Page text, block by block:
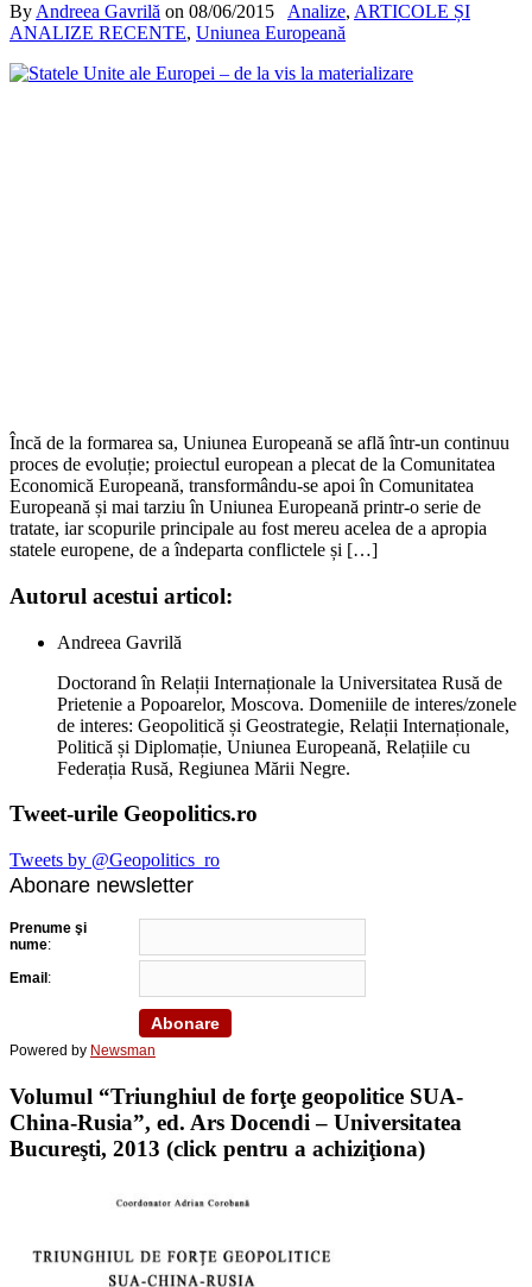
By Andreea Gavrilă on 08/06/2015 Analize, ARTICOLE ȘI
ANALIZE RECENTE, Uniunea Europeană
Încă de la formarea sa, Uniunea Europeană se află într-un continuu
proces de evoluție; proiectul european a plecat de la Comunitatea
Economică Europeană, transformându-se apoi în Comunitatea
Europeană și mai tarziu în Uniunea Europeană printr-o serie de
tratate, iar scopurile principale au fost mereu acelea de a apropia
statele europene, de a îndeparta conflictele și […]
Autorul acestui articol:
Andreea Gavrilă
Doctorand în Relații Internaționale la Universitatea Rusă de
Prietenie a Popoarelor, Moscova. Domeniile de interes/zonele
de interes: Geopolitică și Geostrategie, Relații Internaționale,
Politică și Diplomație, Uniunea Europeană, Relațiile cu
Federația Rusă, Regiunea Mării Negre.
Tweet-urile Geopolitics.ro
Tweets by @Geopolitics_ro
Abonare newsletter
Prenume şi
nume:
Email :
Powered by Newsman
Volumul “Triunghiul de forţe geopolitice SUA-
China-Rusia”, ed. Ars Docendi – Universitatea
Bucureşti, 2013 (click pentru a achiziţiona)